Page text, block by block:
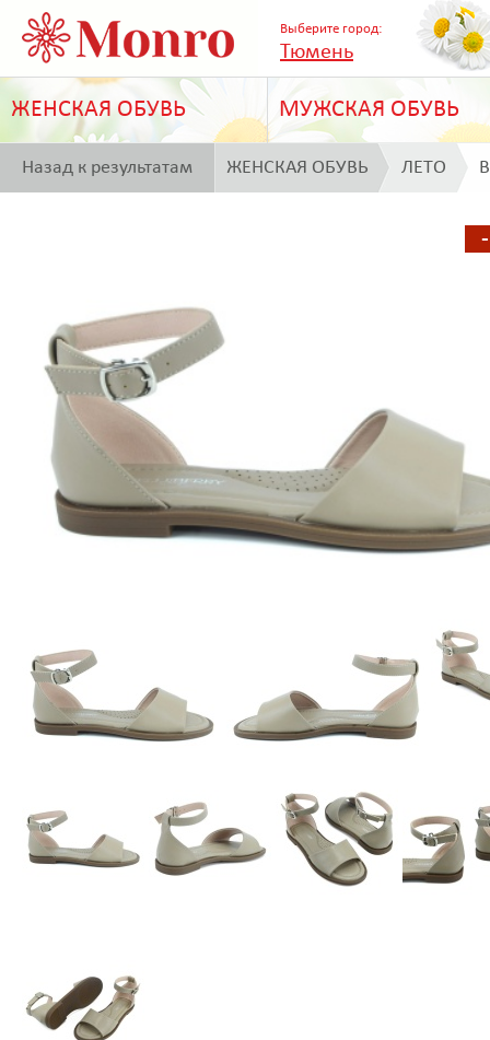
Выберите город:
Тюмень
ЖЕНСКАЯ ОБУВЬ МУЖСКАЯ ОБУВЬ
Назад к результатам ЖЕНСКАЯ ОБУВЬ ЛЕТО